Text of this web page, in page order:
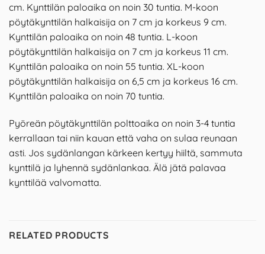
cm. Kynttilän paloaika on noin 30 tuntia. M-koon
pöytäkynttilän halkaisija on 7 cm ja korkeus 9 cm.
Kynttilän paloaika on noin 48 tuntia. L-koon
pöytäkynttilän halkaisija on 7 cm ja korkeus 11 cm.
Kynttilän paloaika on noin 55 tuntia. XL-koon
pöytäkynttilän halkaisija on 6,5 cm ja korkeus 16 cm.
Kynttilän paloaika on noin 70 tuntia.
Pyöreän pöytäkynttilän polttoaika on noin 3-4 tuntia
kerrallaan tai niin kauan että vaha on sulaa reunaan
asti. Jos sydänlangan kärkeen kertyy hiiltä, sammuta
kynttilä ja lyhennä sydänlankaa. Älä jätä palavaa
kynttilää valvomatta.
RELATED PRODUCTS